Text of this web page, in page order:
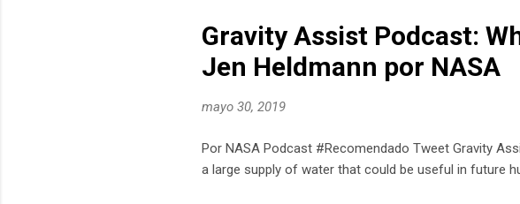
Gravity Assist Podcast:
Jen Heldmann por NASA
mayo 30, 2019
Por NASA Podcast #Recomendado Tweet Gravity
a large supply of water that could be useful in future